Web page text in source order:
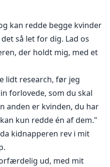
kan redde begge kvinder
så let for dig. Lad os
der holdt mig, med et
lidt research, før jeg
forlovede, som du skal
anden er kvinden, du har
kun redde én af dem."
kidnapperen rev i mit
ud, med mit